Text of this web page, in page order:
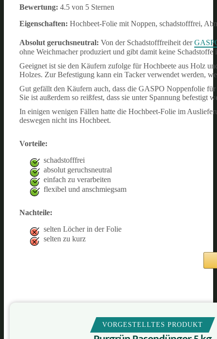
Bewertung: 4.5 von 5 Sternen
Eigenschaften: Hochbeet-Folie mit Noppen, schadstofffrei,
Absolut geruchsneutral: Von der Schadstofffreiheit der
ohne Weichmacher produziert und gibt damit keine Schadstoffe
Geeignet ist sie den Käufern zufolge für Hochbeete aus Holz
Holzes. Zur Befestigung kann ein Tacker verwendet werden,
Gut gefällt den Käufern auch, dass die GASPO Noppenfolie
Sie ist außerdem so reißfest, dass sie unter Spannung befestigt
In einigen wenigen Fällen hatte die Hochbeet-Folie im
deswegen nicht ins Hochbeet.
Vorteile:
schadstofffrei
absolut geruchsneutral
einfach zu verarbeiten
flexibel und anschmiegsam
Nachteile:
selten Löcher in der Folie
selten zu kurz
VORGESTELLTES PRODUKT